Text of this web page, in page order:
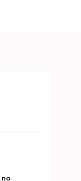
по